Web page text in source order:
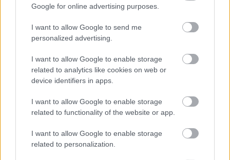
Google for online advertising purposes.
I want to allow Google to send me
personalized advertising.
I want to allow Google to enable storage
related to analytics like cookies on web or
device identifiers in apps.
I want to allow Google to enable storage
related to functionality of the website or app.
I want to allow Google to enable storage
related to personalization.
«Φίλτρο» της ΑΑΔΕ στις τραπεζικές καταθέσεις: Πότε
το χαρτζιλίκι και οι αναλήψεις θεωρούνται κρυφή